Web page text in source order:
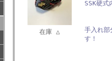
在庫 △
SSK硬式
手入れ部
す！